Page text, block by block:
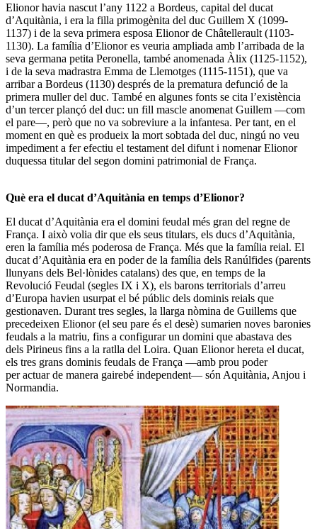
Elionor havia nascut l’any 1122 a Bordeus, capital del ducat
d’Aquitània, i era la filla primogènita del duc Guillem X (1099-
1137) i de la seva primera esposa Elionor de Châtellerault (1103-
1130). La família d’Elionor es veuria ampliada amb l’arribada de la
seva germana petita Peronella, també anomenada Àlix (1125-1152),
i de la seva madrastra Emma de Llemotges (1115-1151), que va
arribar a Bordeus (1130) després de la prematura defunció de la
primera muller del duc. També en algunes fonts se cita l’existència
d’un tercer plançó del duc: un fill mascle anomenat Guillem —com
el pare—, però que no va sobreviure a la infantesa. Per tant, en el
moment en què es produeix la mort sobtada del duc, ningú no veu
impediment a fer efectiu el testament del difunt i nomenar Elionor
duquessa titular del segon domini patrimonial de França.
Què era el ducat d’Aquitània en temps d’Elionor?
El ducat d’Aquitània era el domini feudal més gran del regne de
França. I això volia dir que els seus titulars, els ducs d’Aquitània,
eren la família més poderosa de França. Més que la família reial. El
ducat d’Aquitània era en poder de la família dels Ranúlfides (parents
llunyans dels Bel·lònides catalans) des que, en temps de la
Revolució Feudal (segles IX i X), els barons territorials d’arreu
d’Europa havien usurpat el bé públic dels dominis reials que
gestionaven. Durant tres segles, la llarga nòmina de Guillems que
precedeixen Elionor (el seu pare és el desè) sumarien noves baronies
feudals a la matriu, fins a configurarun domini que abastava des
dels Pirineus fins a la ratlla del Loira. Quan Elionor hereta el ducat,
els tres grans dominis feudals de França —amb prou poder
per actuar de manera gairebé independent— són Aquitània, Anjou i
Normandia.